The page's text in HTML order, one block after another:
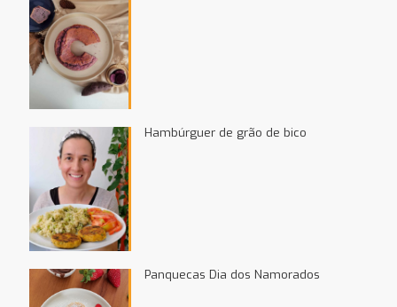
Hambúrguer de grão de bico
Panquecas Dia dos Namorados